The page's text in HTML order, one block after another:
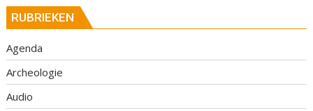
RUBRIEKEN
Agenda
Archeologie
Audio